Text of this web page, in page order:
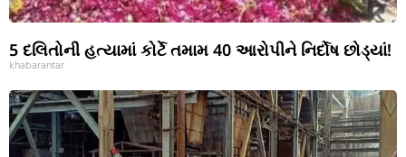
5 દલિતોની હત્યામાં કોર્ટે તમામ 40 આરોપીને નિર્દોષ છોડ્યાં!
khabarantar